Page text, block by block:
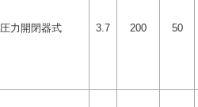
圧力開閉器式 3.7 200 50